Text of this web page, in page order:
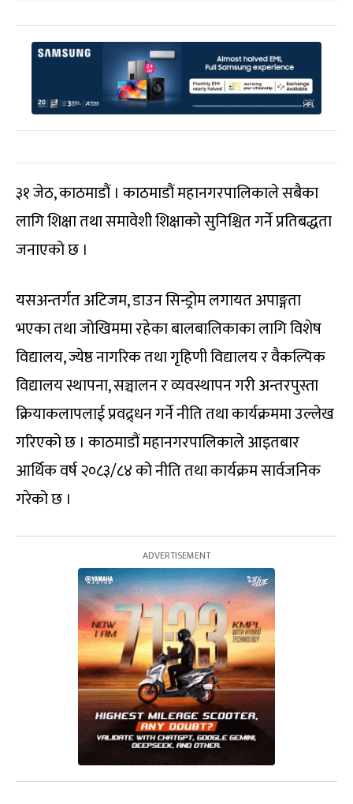
३१ जेठ, काठमाडौं । काठमाडौं महानगरपालिकाले सबैका
लागि शिक्षा तथा समावेशी शिक्षाको सुनिश्चित गर्ने प्रतिबद्धता
जनाएको छ ।
यसअन्तर्गत अटिजम, डाउन सिन्ड्रोम लगायत अपाङ्गता
भएका तथा जोखिममा रहेका बालबालिकाका लागि विशेष
विद्यालय, ज्येष्ठ नागरिक तथा गृहिणी विद्यालय र वैकल्पिक
विद्यालय स्थापना, सञ्चालन र व्यवस्थापन गरी अन्तरपुस्ता
क्रियाकलापलाई प्रवद्र्धन गर्ने नीति तथा कार्यक्रममा उल्लेख
गरिएको छ । काठमाडौं महानगरपालिकाले आइतबार
आर्थिक वर्ष २०८३/८४ को नीति तथा कार्यक्रम सार्वजनिक
गरेको छ ।